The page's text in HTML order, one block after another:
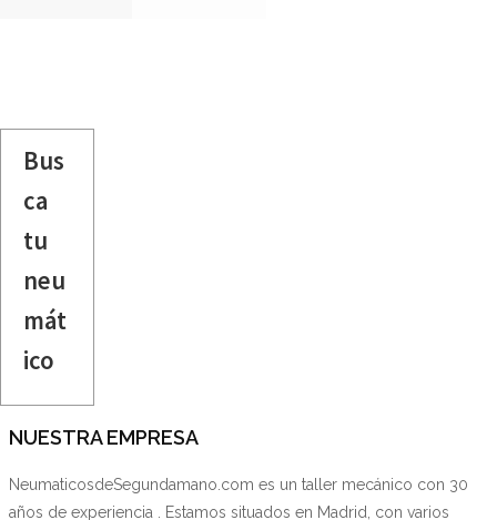
Bus
ca
tu
neu
mát
ico
NUESTRA EMPRESA
NeumaticosdeSegundamano.com es un taller mecánico con 30
años de experiencia . Estamos situados en Madrid, con varios